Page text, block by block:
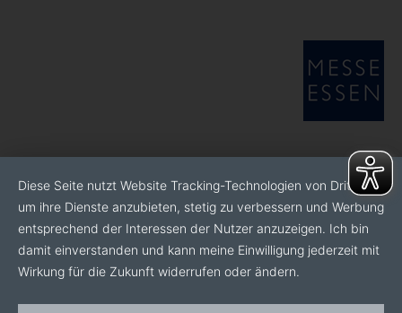
Diese Seite nutzt Website Tracking-Technologien von Dritten,
um ihre Dienste anzubieten, stetig zu verbessern und Werbung
entsprechend der Interessen der Nutzer anzuzeigen. Ich bin
damit einverstanden und kann meine Einwilligung jederzeit mit
Wirkung für die Zukunft widerrufen oder ändern.